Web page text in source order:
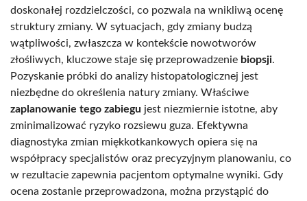
doskonałej rozdzielczości, co pozwala na wnikliwą ocenę
struktury zmiany. W sytuacjach, gdy zmiany budzą
wątpliwości, zwłaszcza w kontekście nowotworów
złośliwych, kluczowe staje się przeprowadzenie biopsji.
Pozyskanie próbki do analizy histopatologicznej jest
niezbędne do określenia natury zmiany. Właściwe
zaplanowanie tego zabiegu jest niezmiernie istotne, aby
zminimalizować ryzyko rozsiewu guza. Efektywna
diagnostyka zmian miękkotkankowych opiera się na
współpracy specjalistów oraz precyzyjnym planowaniu, co
w rezultacie zapewnia pacjentom optymalne wyniki. Gdy
ocena zostanie przeprowadzona, można przystąpić do